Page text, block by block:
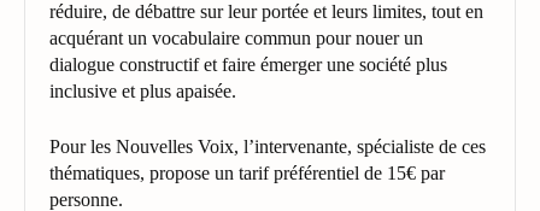
réduire, de débattre sur leur portée et leurs limites, tout en
acquérant un vocabulaire commun pour nouer un
dialogue constructif et faire émerger une société plus
inclusive et plus apaisée.
Pour les Nouvelles Voix, l’intervenante, spécialiste de ces
thématiques, propose un tarif préférentiel de 15€ par
personne.